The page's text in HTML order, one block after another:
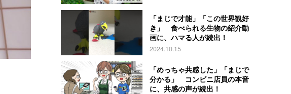
「まじで才能」「この世界観好
き」 食べられる生物の紹介動
画に、ハマる人が続出！
2024.10.15
「めっちゃ共感した」「まじで
分かる」 コンビニ店員の本音
に、共感の声が続出！